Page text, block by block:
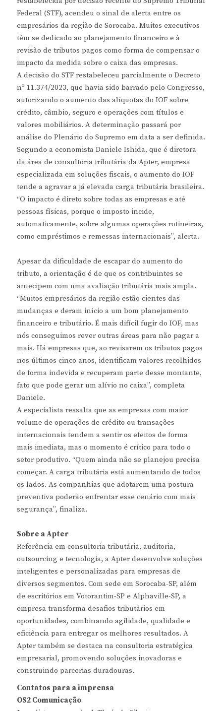
Federal (STF), acendeu o sinal de alerta entre os
empresários da região de Sorocaba. Muitos executivos
têm se dedicado ao planejamento financeiro e à
revisão de tributos pagos como forma de compensar o
impacto da medida sobre o caixa das empresas.
A decisão do STF restabeleceu parcialmente o Decreto
nº 11.374/2023, que havia sido barrado pelo Congresso,
autorizando o aumento das alíquotas do IOF sobre
crédito, câmbio, seguro e operações com títulos e
valores mobiliários. A determinação passará por
análise do Plenário do Supremo em data a ser definida.
Segundo a economista Daniele Ishida, que é diretora
da área de consultoria tributária da Apter, empresa
especializada em soluções fiscais, o aumento do IOF
tende a agravar a já elevada carga tributária brasileira.
“O impacto é direto sobre todas as empresas e até
pessoas físicas, porque o imposto incide,
automaticamente, sobre algumas operações rotineiras,
como empréstimos e remessas internacionais”, alerta.
Apesar da dificuldade de escapar do aumento do
tributo, a orientação é de que os contribuintes se
antecipem com uma avaliação tributária mais ampla.
“Muitos empresários da região estão cientes das
mudanças e deram início a um bom planejamento
financeiro e tributário. É mais difícil fugir do IOF, mas
nós conseguimos rever outras áreas para não pagar a
mais. Há empresas que, ao revisarem os tributos pagos
nos últimos cinco anos, identificam valores recolhidos
de forma indevida e recuperam parte desse montante,
fato que pode gerar um alívio no caixa”, completa
Daniele.
A especialista ressalta que as empresas com maior
volume de operações de crédito ou transações
internacionais tendem a sentir os efeitos de forma
mais imediata, mas o momento é crítico para todo o
setor produtivo. “Quem ainda não se planejou precisa
começar. A carga tributária está aumentando de todos
os lados. As companhias que adotarem uma postura
preventiva poderão enfrentar esse cenário com mais
segurança”, finaliza.
Sobre a Apter
Referência em consultoria tributária, auditoria,
outsourcing e tecnologia, a Apter desenvolve soluções
inteligentes e personalizadas para empresas de
diversos segmentos. Com sede em Sorocaba-SP, além
de escritórios em Votorantim-SP e Alphaville-SP, a
empresa transforma desafios tributários em
oportunidades, combinando agilidade, qualidade e
eficiência para entregar os melhores resultados. A
Apter também se destaca na consultoria estratégica
empresarial, promovendo soluções inovadoras e
construindo parcerias duradouras.
Contatos para a imprensa
OS2 Comunicação